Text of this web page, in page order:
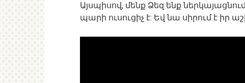
Այսպիսով, մենք Ձեզ ենք
պարի ուսուցիչ է: Եվ նա սիրում է